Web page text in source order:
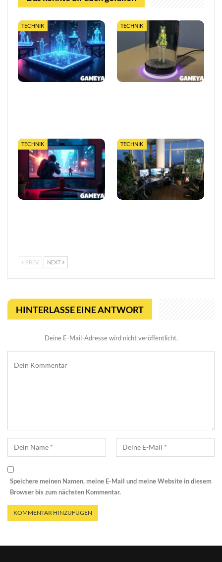
TECHNIK TECHNIK
TECHNIK TECHNIK
PREV NEXT
HINTERLASSE EINE ANTWORT
Deine E-Mail-Adresse wird nicht veröffentlicht.
Speichere meinen Namen, meine E-Mail und meine Website in diesem
Browser bis zum nächsten Kommentar.